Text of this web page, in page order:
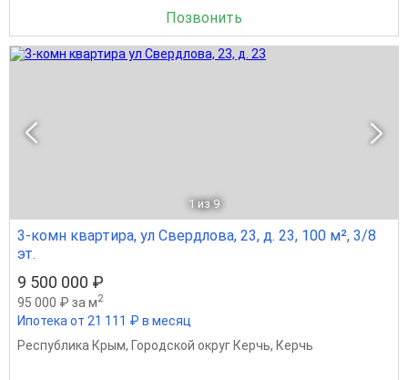
Позвонить
1 из 9
3-комн квартира, ул Свердлова, 23, д. 23, 100 м², 3/8
эт.
9 500 000 ₽
95 000 ₽ за м2
Ипотека от 21 111 ₽ в месяц
Республика Крым, Городской округ Керчь, Керчь